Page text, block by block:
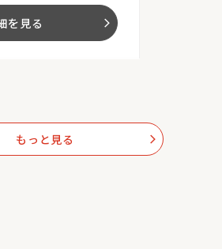
を見る arrow_forward_ios
もっと見る arrow_forward_ios